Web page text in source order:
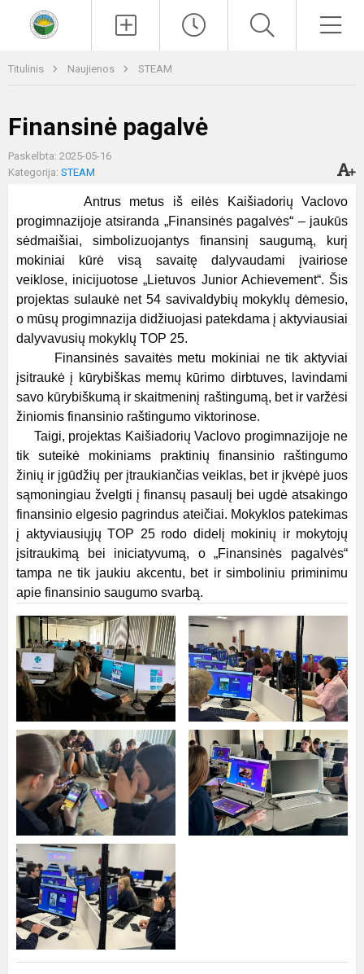
Titulinis Naujienos STEAM
Finansinė pagalvė
Paskelbta: 2025-05-16
Kategorija: STEAM
Antrus metus iš eilės Kaišiadorių Vaclovo
progimnazijoje atsiranda „Finansinės pagalvės“ – jaukūs
sėdmaišiai, simbolizuojantys finansinį saugumą, kurį
mokiniai kūrė visą savaitę dalyvaudami įvairiose
veiklose, inicijuotose „Lietuvos Junior Achievement“. Šis
projektas sulaukė net 54 savivaldybių mokyklų dėmesio,
o mūsų progimnazija didžiuojasi patekdama į aktyviausiai
dalyvavusių mokyklų TOP 25.
Finansinės savaitės metu mokiniai ne tik aktyviai
įsitraukė į kūrybiškas memų kūrimo dirbtuves, lavindami
savo kūrybiškumą ir skaitmeninį raštingumą, bet ir varžėsi
žiniomis finansinio raštingumo viktorinose.
Taigi, projektas Kaišiadorių Vaclovo progimnazijoje ne
tik suteikė mokiniams praktinių finansinio raštingumo
žinių ir įgūdžių per įtraukiančias veiklas, bet ir įkvėpė juos
sąmoningiau žvelgti į finansų pasaulį bei ugdė atsakingo
finansinio elgesio pagrindus ateičiai. Mokyklos patekimas
į aktyviausiųjų TOP 25 rodo didelį mokinių ir mokytojų
įsitraukimą bei iniciatyvumą, o „Finansinės pagalvės“
tampa ne tik jaukiu akcentu, bet ir simboliniu priminimu
apie finansinio saugumo svarbą.